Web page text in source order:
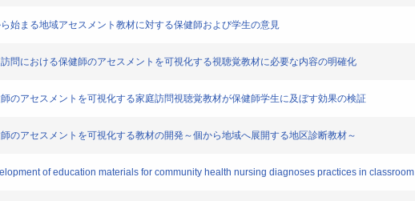
始まる地域アセスメント教材に対する保健師および学生の意見
問における保健師のアセスメントを可視化する視聴覚教材に必要な内容の明確化
のアセスメントを可視化する家庭訪問視聴覚教材が保健師学生に及ぼす効果の検証
のアセスメントを可視化する教材の開発～個から地域へ展開する地区診断教材～
of education materials for community health nursing diagnoses practices in classroom